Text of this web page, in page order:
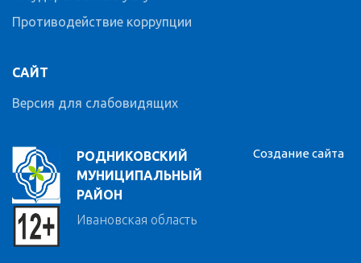
РОДНИКОВСКИЙ
МУНИЦИПАЛЬНЫЙ
РАЙОН
Ивановская область
Противодействие коррупции
САЙТ
Версия для слабовидящих
Создание сайта